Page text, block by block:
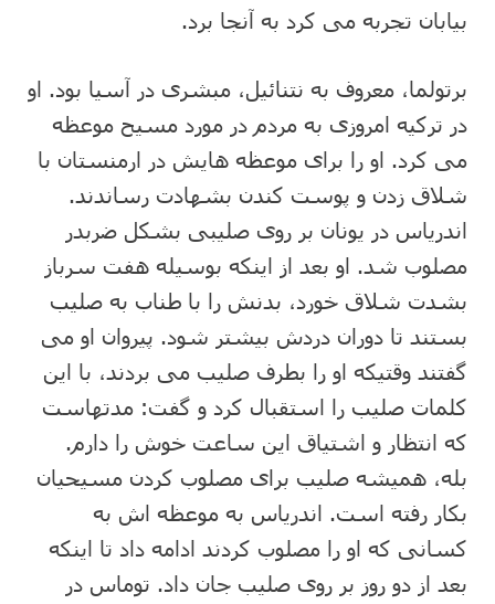
بیابان تجربه می کرد به آنجا برد.
برتولما، معروف به نتنائیل، مبشری در آسیا بود. او
در ترکیه امروزی به مردم در مورد مسیح موعظه
می کرد. او را برای موعظه هایش در ارمنستان با
شلاق زدن و پوست کندن بشهادت رساندند.
اندریاس در یونان بر روی صلیبی بشکل ضربدر
مصلوب شد. او بعد از اینکه بوسیله هفت سرباز
بشدت شلاق خورد، بدنش را با طناب به صلیب
بستند تا دوران دردش بیشتر شود. پیروان او می
گفتند وقتیکه او را بطرف صلیب می بردند، با این
کلمات صلیب را استقبال کرد و گفت: مدتهاست
که انتظار و اشتیاق این ساعت خوش را دارم.
بله، همیشه صلیب برای مصلوب کردن مسیحیان
بکار رفته است. اندریاس به موعظه اش به
کسانی که او را مصلوب کردند ادامه داد تا اینکه
بعد از دو روز بر روی صلیب جان داد. توماس در